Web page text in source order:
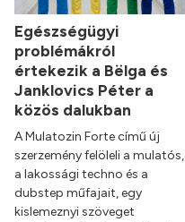
Egészségügyi
problémákról
értekezik a Bëlga és
Janklovics Péter a
közös dalukban
A Mulatozin Forte című új
szerzemény felöleli a mulatós,
a lakossági techno és a
dubstep műfajait, egy
kislemeznyi szöveget